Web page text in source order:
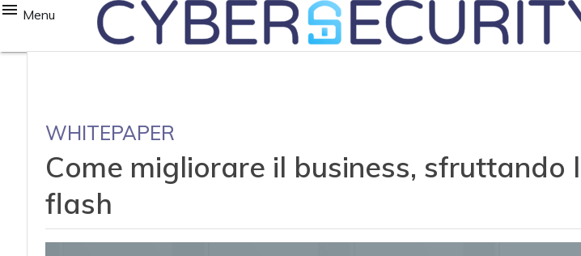
Menu
WHITEPAPER
Come migliorare il business,
flash